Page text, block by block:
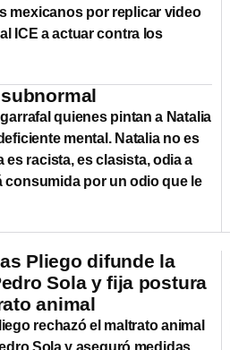
mexicanos por replicar video
ICE a actuar contra los
quienes pintan a Natalia
mental. Natalia no es
es racista, es clasista, odia a
consumida por un odio que le
Pliego difunde la
Sola y fija postura
animal
rechazó el maltrato animal
Sola y aseguró medidas